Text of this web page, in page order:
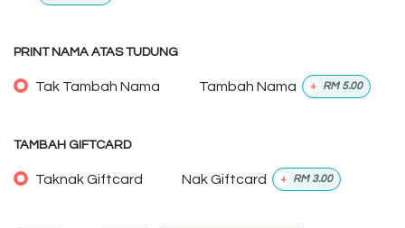
PRINT NAMA ATAS TUDUNG
Tak Tambah Nama Tambah Nama + RM 5.00
TAMBAH GIFTCARD
Taknak Giftcard Nak Giftcard + RM 3.00